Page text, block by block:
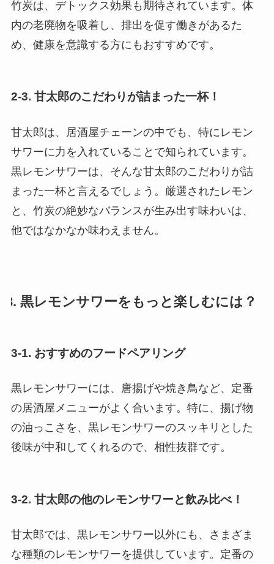
竹炭は、デトックス効果も期待されています。体
内の老廃物を吸着し、排出を促す働きがあるた
め、健康を意識する方にもおすすめです。
2-3. 甘太郎のこだわりが詰まった一杯！
甘太郎は、居酒屋チェーンの中でも、特にレモン
サワーに力を入れていることで知られています。
黒レモンサワーは、そんな甘太郎のこだわりが詰
まった一杯と言えるでしょう。厳選されたレモン
と、竹炭の絶妙なバランスが生み出す味わいは、
他ではなかなか味わえません。
3. 黒レモンサワーをもっと楽しむには？
3-1. おすすめのフードペアリング
黒レモンサワーには、唐揚げや焼き鳥など、定番
の居酒屋メニューがよく合います。特に、揚げ物
の油っこさを、黒レモンサワーのスッキリとした
後味が中和してくれるので、相性抜群です。
3-2. 甘太郎の他のレモンサワーと飲み比べ！
甘太郎では、黒レモンサワー以外にも、さまざま
な種類のレモンサワーを提供しています。定番の